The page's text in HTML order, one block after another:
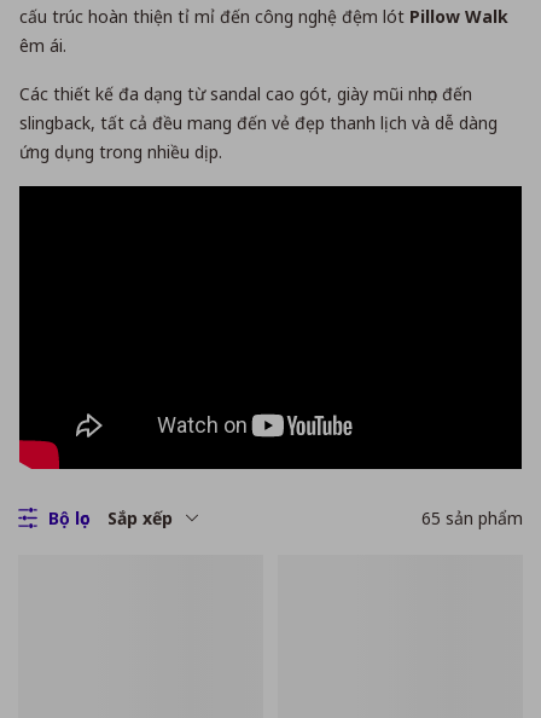
cấu trúc hoàn thiện tỉ mỉ đến công nghệ đệm lót Pillow Walk
êm ái.
Các thiết kế đa dạng từ sandal cao gót, giày mũi nhọn đến
slingback, tất cả đều mang đến vẻ đẹp thanh lịch và dễ dàng
ứng dụng trong nhiều dịp.
Bộ lọc Sắp xếp 65 sản phẩm